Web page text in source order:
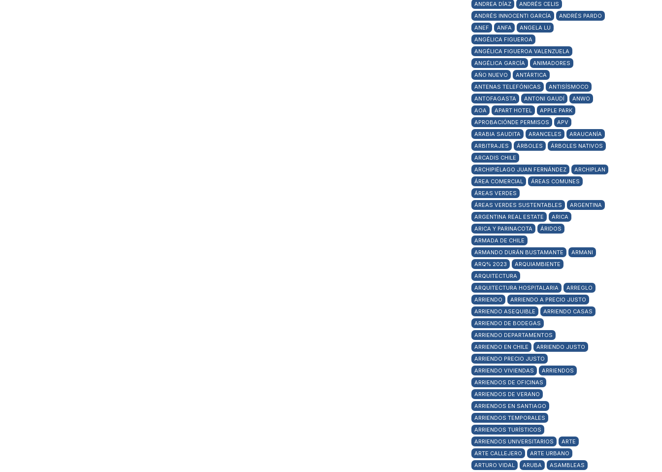
ANDREA DÍAZ
ANDRÉS CELIS
ANDRÉS INNOCENTI GARCÍA
ANDRÉS PARDO
ANEF
ANFA
ANGELA LU
ANGÉLICA FIGUEROA
ANGÉLICA FIGUEROA VALENZUELA
ANGÉLICA GARCÍA
ANIMADORES
AÑO NUEVO
ANTÁRTICA
ANTENAS TELEFÓNICAS
ANTISÍSMOCO
ANTOFAGASTA
ANTONI GAUDÍ
ANWO
AOA
APART HOTEL
APPLE PARK
APROBACIÓNDE PERMISOS
APV
ARABIA SAUDITA
ARANCELES
ARAUCANÍA
ARBITRAJES
ÁRBOLES
ÁRBOLES NATIVOS
ARCADIS CHILE
ARCHIPIÉLAGO JUAN FERNÁNDEZ
ARCHIPLAN
ÁREA COMERCIAL
ÁREAS COMUNES
ÁREAS VERDES
ÁREAS VERDES SUSTENTABLES
ARGENTINA
ARGENTINA REAL ESTATE
ARICA
ARICA Y PARINACOTA
ÁRIDOS
ARMADA DE CHILE
ARMANDO DURÁN BUSTAMANTE
ARMANI
ARQ% 2023
ARQUIAMBIENTE
ARQUITECTURA
ARQUITECTURA HOSPITALARIA
ARREGLO
ARRIENDO
ARRIENDO A PRECIO JUSTO
ARRIENDO ASEQUIBLE
ARRIENDO CASAS
ARRIENDO DE BODEGAS
ARRIENDO DEPARTAMENTOS
ARRIENDO EN CHILE
ARRIENDO JUSTO
ARRIENDO PRECIO JUSTO
ARRIENDO VIVIENDAS
ARRIENDOS
ARRIENDOS DE OFICINAS
ARRIENDOS DE VERANO
ARRIENDOS EN SANTIAGO
ARRIENDOS TEMPORALES
ARRIENDOS TURÍSTICOS
ARRIENDOS UNIVERSITARIOS
ARTE
ARTE CALLEJERO
ARTE URBANO
ARTURO VIDAL
ARUBA ASAMBLEAS